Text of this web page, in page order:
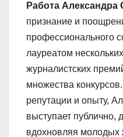
Работа Александра
признание и
профессионального
лауреатом
журналистских
множества
репутации и опыту,
выступает публично,
вдохновляя молодых